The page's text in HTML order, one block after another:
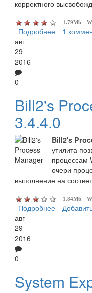
корректного
1.79Mb
Подробнее о Process
1
авг
29
2016
0
Bill2's
3.4.4.0
Bill2's
утилита
процессам
очери
выполнение на
1.84Mb
Подробнее о Bill2's
авг
29
2016
0
System